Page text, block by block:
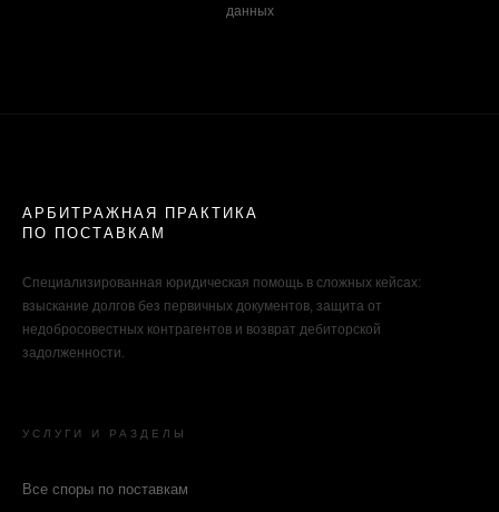
данных
АРБИТРАЖНАЯ ПРАКТИКА
ПО ПОСТАВКАМ
Специализированная юридическая помощь в сложных кейсах:
взыскание долгов без первичных документов, защита от
недобросовестных контрагентов и возврат дебиторской
задолженности.
УСЛУГИ И РАЗДЕЛЫ
Все споры по поставкам